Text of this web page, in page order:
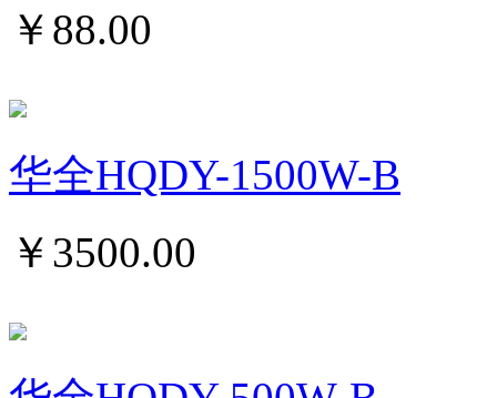
￥ 88.00
华全HQDY-1500W-B
￥ 3500.00